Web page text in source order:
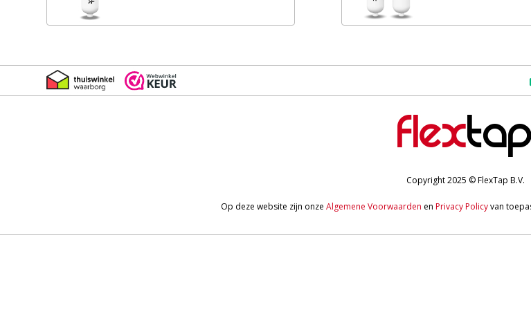
FlexTap
Copyright 2025 © FlexTap B.V.
Op deze website zijn onze Algemene Voorwaarden en Privacy Policyvan